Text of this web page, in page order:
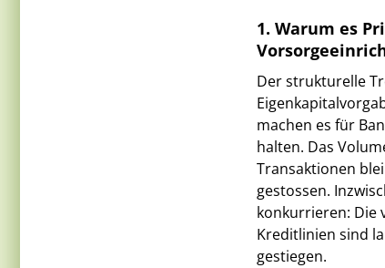
1. Warum es
Der strukturelle
machen es für
halten. Das
Transaktionen
gestossen.
konkurrieren: Die
Kreditlinien sind
gestiegen.